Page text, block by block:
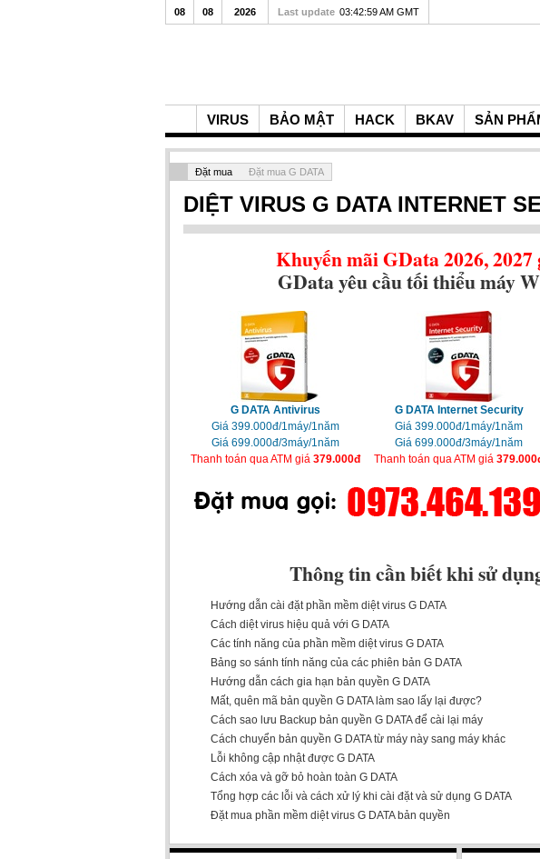
VIRUS BẢO MẬT HACK BKAV SẢN
08 08 2026 Last update 03:42:59 AM GMT
Đặt mua Đặt mua G DATA
DIỆT VIRUS G DATA INTERNET
Khuyến mãi GData 2026, 2027
GData yêu cầu tối thiểu máy
G DATA Antivirus
Giá 399.000đ/1máy/1năm
Giá 699.000đ/3máy/1năm
Thanh toán qua ATM giá 379.000đ
G DATA Internet Security
Giá 399.000đ/1máy/1năm
Giá 699.000đ/3máy/1năm
Thanh toán qua ATM giá
Thông tin cần biết khi sử
Hướng dẫn cài đặt phần mềm diệt virus G DATA
Cách diệt virus hiệu quả với G DATA
Các tính năng của phần mềm diệt virus G DATA
Bảng so sánh tính năng của các phiên bản G DATA
Hướng dẫn cách gia hạn bản quyền G DATA
Mất, quên mã bản quyền G DATA làm sao lấy lại được?
Cách sao lưu Backup bản quyền G DATA để cài lại máy
Cách chuyển bản quyền G DATA từ máy này sang máy khác
Lỗi không cập nhật được G DATA
Cách xóa và gỡ bỏ hoàn toàn G DATA
Tổng hợp các lỗi và cách xử lý khi cài đặt và sử dụng G DATA
Đặt mua phần mềm diệt virus G DATA bản quyền